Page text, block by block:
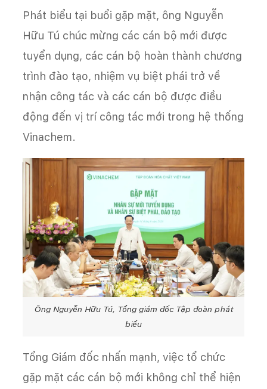
Phát biểu tại buổi gặp mặt, ông Nguyễn
Hữu Tú chúc mừng các cán bộ mới được
tuyển dụng, các cán bộ hoàn thành chương
trình đào tạo, nhiệm vụ biệt phái trở về
nhận công tác và các cán bộ được điều
động đến vị trí công tác mới trong hệ thống
Vinachem.
Ông Nguyễn Hữu Tú, Tổng giám đốc Tập đoàn phát
biểu
Tổng Giám đốc nhấn mạnh, việc tổ chức
gặp mặt các cán bộ mới không chỉ thể hiện